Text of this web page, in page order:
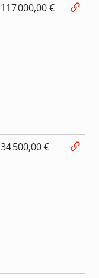
117 000,00 €
34 500,00 €